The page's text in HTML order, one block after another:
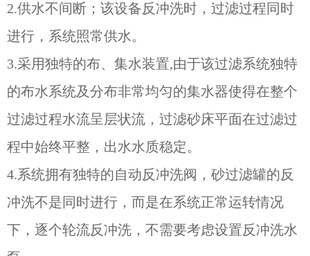
2.供水不间断；该设备反冲洗时，过滤过程同时
进行，系统照常供水。
3.采用独特的布、集水装置,由于该过滤系统独特
的布水系统及分布非常均匀的集水器使得在整个
过滤过程水流呈层状流，过滤砂床平面在过滤过
程中始终平整，出水水质稳定。
4.系统拥有独特的自动反冲洗阀，砂过滤罐的反
冲洗不是同时进行，而是在系统正常运转情况
下，逐个轮流反冲洗，不需要考虑设置反冲洗水